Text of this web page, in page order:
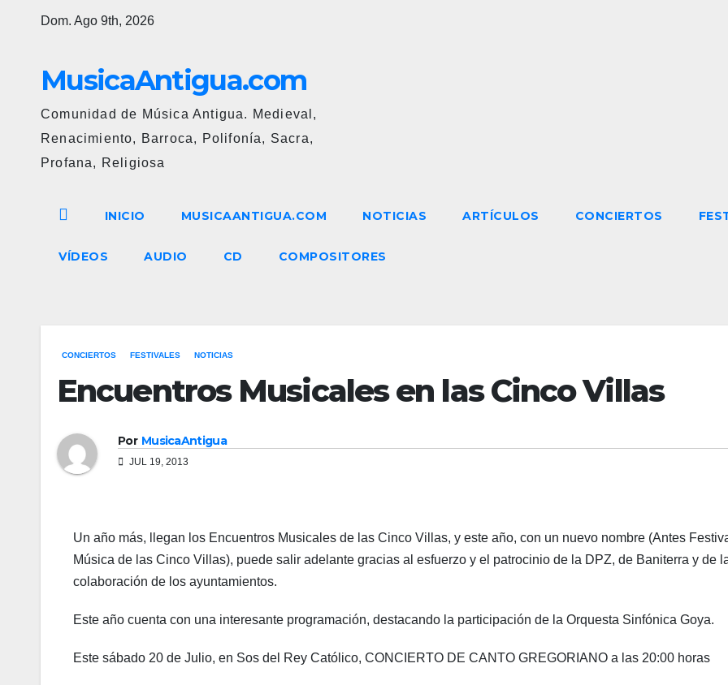
Dom. Ago 9th, 2026
MusicaAntigua.com
Comunidad de Música Antigua. Medieval,
Renacimiento, Barroca, Polifonía, Sacra,
Profana, Religiosa
INICIO MUSICAANTIGUA.COM NOTICIAS ARTÍCULOS CONCIERTOS
VÍDEOS AUDIO CD COMPOSITORES
CONCIERTOS FESTIVALES NOTICIAS
Encuentros Musicales en las Cinco Villas
Por MusicaAntigua
JUL 19, 2013
Un año más, llegan los Encuentros Musicales de las Cinco Villas, y este año, con un nuevo nombre (Antes
Música de las Cinco Villas), puede salir adelante gracias al esfuerzo y el patrocinio de la DPZ, de Baniterra y de
colaboración de los ayuntamientos.
Este año cuenta con una interesante programación, destacando la participación de la Orquesta Sinfónica Goya.
Este sábado 20 de Julio, en Sos del Rey Católico, CONCIERTO DE CANTO GREGORIANO a las 20:00 horas